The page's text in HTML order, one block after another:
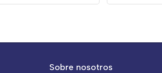
Sobre nosotros